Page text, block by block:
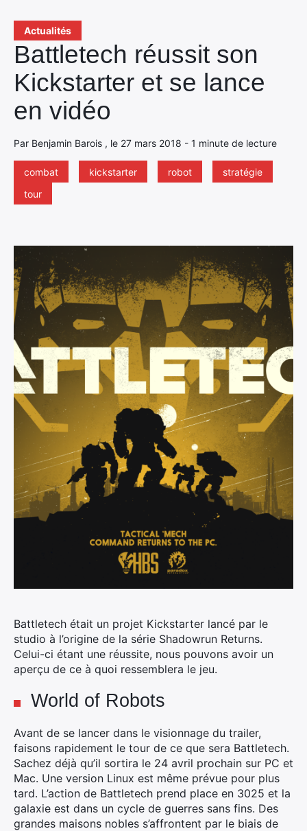
Actualités
Battletech réussit son
Kickstarter et se lance
en vidéo
Par Benjamin Barois , le 27 mars 2018 - 1 minute de lecture
combat kickstarter robot
stratégie
tour
Battletech était un projet Kickstarter lancé par le
studio à l’origine de la série Shadowrun Returns.
Celui-ci étant une réussite, nous pouvons avoir un
aperçu de ce à quoi ressemblera le jeu.
World of Robots
Avant de se lancer dans le visionnage du trailer,
faisons rapidement le tour de ce que sera Battletech.
Sachez déjà qu’il sortira le 24 avril prochain sur PC et
Mac. Une version Linux est même prévue pour plus
tard. L’action de Battletech prend place en 3025 et la
galaxie est dans un cycle de guerres sans fins. Des
grandes maisons nobles s’affrontent par le biais de